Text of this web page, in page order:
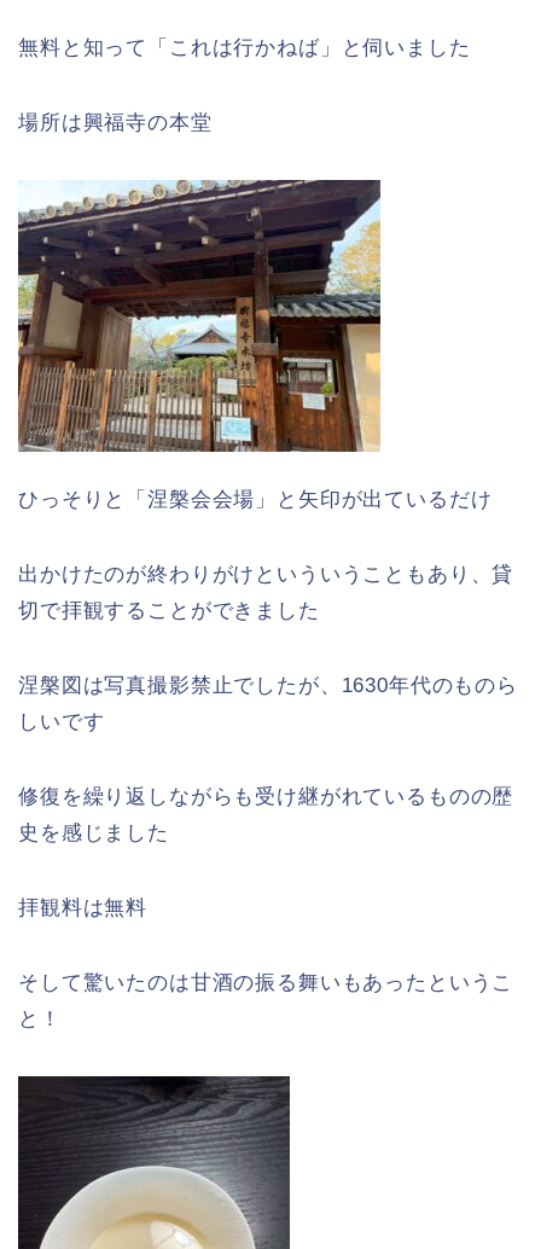
無料と知って「これは行かねば」と伺いました
場所は興福寺の本堂
ひっそりと「涅槃会会場」と矢印が出ているだけ
出かけたのが終わりがけといういうこともあり、貸
切で拝観することができました
涅槃図は写真撮影禁止でしたが、1630年代のものら
しいです
修復を繰り返しながらも受け継がれているものの歴
史を感じました
拝観料は無料
そして驚いたのは甘酒の振る舞いもあったというこ
と！